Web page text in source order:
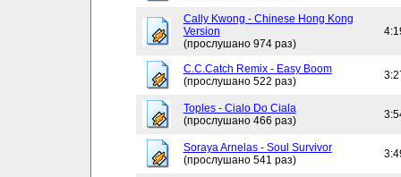
Cally Kwong - Chinese Hong Kong
Version
(прослушано 974 раз)
C.C.Catch Remix - Easy Boom
(прослушано 522 раз)
Toples - Cialo Do Ciala
(прослушано 466 раз)
Soraya Arnelas - Soul Survivor
(прослушано 541 раз)